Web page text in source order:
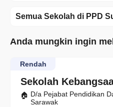
Semua Sekolah di PPD
Anda mungkin ingin
Sekolah
Rendah
D/a Pejabat Pendidikan
Sarawak